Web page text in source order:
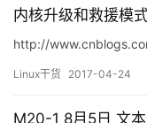
内核升级和救援模
http://
Linux干货 2017-04-24
M20-1 8月5日 文